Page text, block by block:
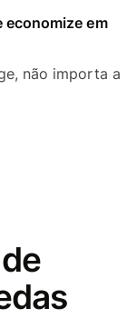
economize em
não importa a